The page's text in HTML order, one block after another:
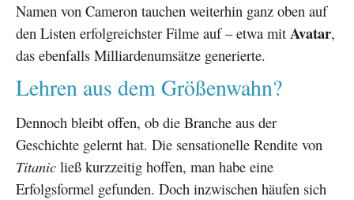
Namen von Cameron tauchen weiterhin ganz oben auf
den Listen erfolgreichster Filme auf – etwa mit Avatar,
das ebenfalls Milliardenumsätze generierte.
Lehren aus dem Größenwahn?
Dennoch bleibt offen, ob die Branche aus der
Geschichte gelernt hat. Die sensationelle Rendite von
Titanic ließ kurzzeitig hoffen, man habe eine
Erfolgsformel gefunden. Doch inzwischen häufen sich